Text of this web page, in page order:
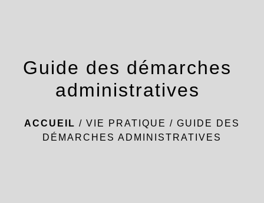
Guide des démarches
administratives
ACCUEIL / VIE PRATIQUE / GUIDE DES
DÉMARCHES ADMINISTRATIVES